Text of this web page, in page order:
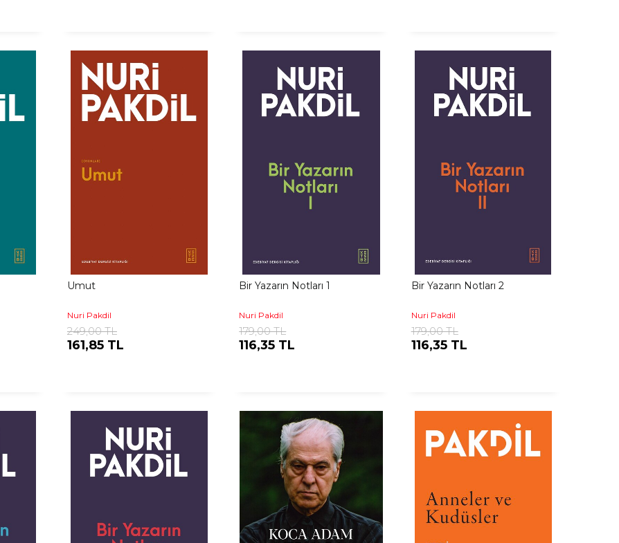
Umut
Nuri Pakdil
249,00 TL
161,85 TL
Bir Yazarın Notları 1
Nuri Pakdil
179,00 TL
116,35 TL
Bir Yazarın Notları 2
Nuri Pakdil
179,00 TL
116,35 TL